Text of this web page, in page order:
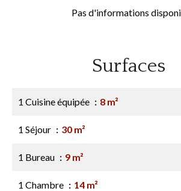
Pas d'informations
Surfaces
1 Cuisine équipée 8 m²
1 Séjour 30 m²
1 Bureau 9 m²
1 Chambre 14 m²